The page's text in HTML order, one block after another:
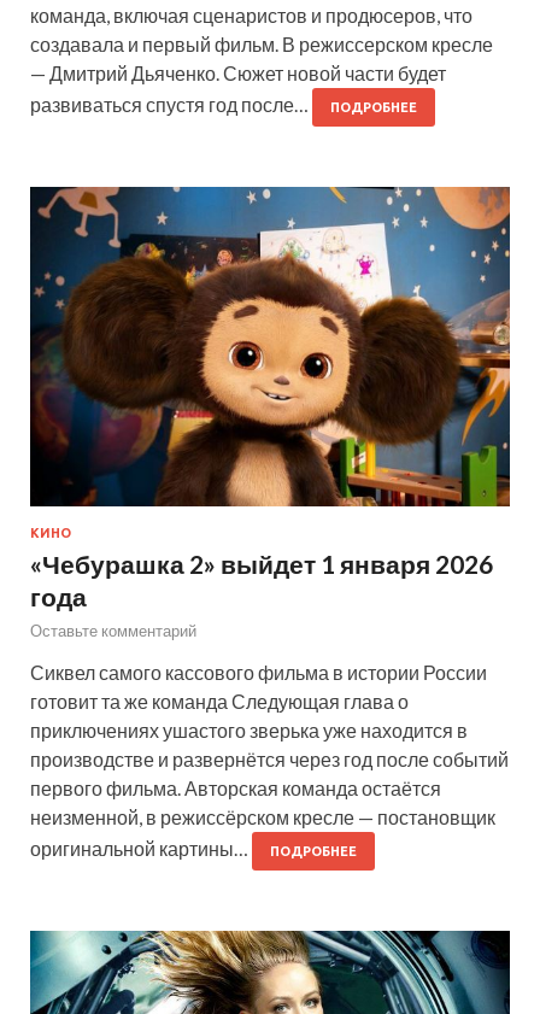
команда, включая сценаристов и продюсеров, что
создавала и первый фильм. В режиссерском кресле
— Дмитрий Дьяченко. Сюжет новой части будет
развиваться спустя год после…
ПОДРОБНЕЕ
КИНО
«Чебурашка 2» выйдет 1 января 2026
года
Оставьте комментарий
Сиквел самого кассового фильма в истории России
готовит та же команда Следующая глава о
приключениях ушастого зверька уже находится в
производстве и развернётся через год после событий
первого фильма. Авторская команда остаётся
неизменной, в режиссёрском кресле — постановщик
оригинальной картины…
ПОДРОБНЕЕ